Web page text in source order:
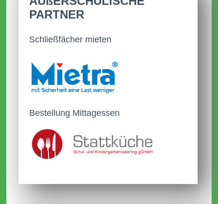
veröffentlicht.
27.08.2025
PARTNER
Schließfächer mieten
Bestellung Mittagessen